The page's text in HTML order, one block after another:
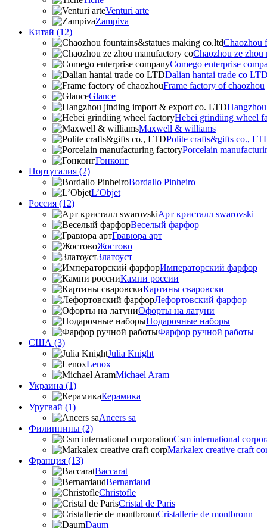
Venturi arte
Zampiva
Китай (12)
Chaozhou
Chaozhou ze zhou
Comego enterprise
Dalian hantai trade co LTD
Frame factory of chaozhou
Glance
Hebei grindiing wheel
Maxwell & williams
Polite crafts&gifts co.,
Porcelain
Гонконг
Португалия (2)
Bordallo Pinheiro
L’Objet
Россия (12)
Арт кристалл swarovski
Веселый фарфор
Гравюра арт
Жостово
Златоуст
Императорский фарфор
Камни россии
Картины сваровски
Лефортовский фарфор
Офорты на латуни
Подарочные наборы
Фарфор ручной работы
США (3)
Julia Knight
Lenox
Michael Aram
Украина (1)
Керамика
Уругвай (1)
Ancers sa
Филиппины (2)
Csm international
Markalex creative craft
Франция (13)
Baccarat
Bernardaud
Christofle
Cristal de Paris
Cristallerie de montbronn
Daum